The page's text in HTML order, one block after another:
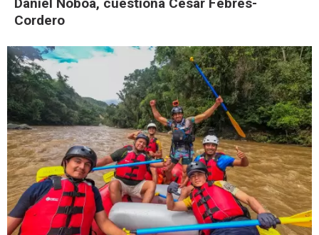
Daniel Noboa, cuestiona César Febres-
Cordero